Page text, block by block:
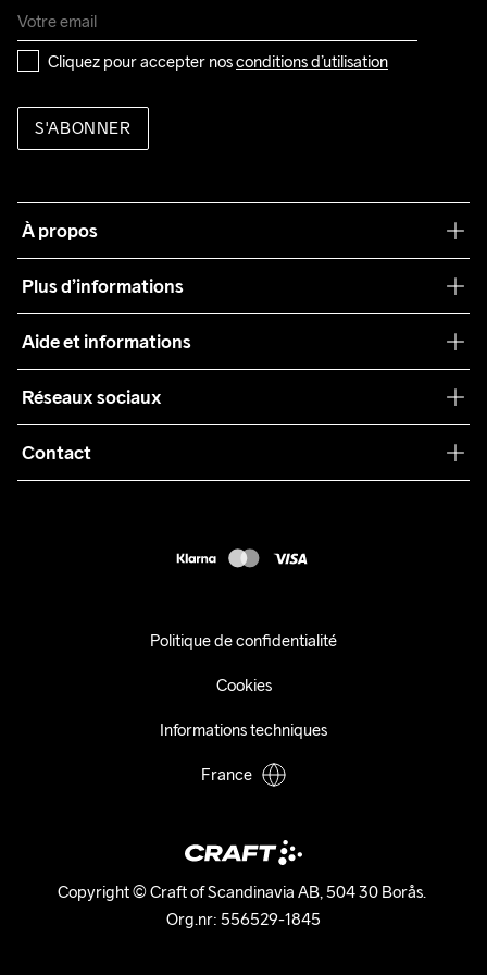
Cliquez pour accepter nos conditions d’utilisation
S'ABONNER
À propos
Plus d’informations
Teamwear
Durabilité
Collaborations
Aide et informations
Conditions générales
Retours
Réseaux sociaux
Contact
Copyright © Craft of Scandinavia AB, 504 30 Borås.
Org.nr: 556529-1845
Politique de confidentialité
Cookies
Informations techniques
France